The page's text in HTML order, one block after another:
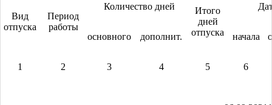
Вид
отпуска
Период
работы
Количество дней
Итого
дней
отпуска
основного дополнит. начала
1 2 3 4 5 6